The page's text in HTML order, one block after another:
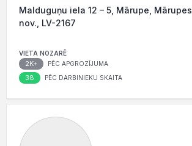
Malduguņu iela 12 – 5, Mārupe, Mārupes
nov., LV-2167
VIETA NOZARĒ
2K+ PĒC APGROZĪJUMA
38 PĒC DARBINIEKU SKAITA